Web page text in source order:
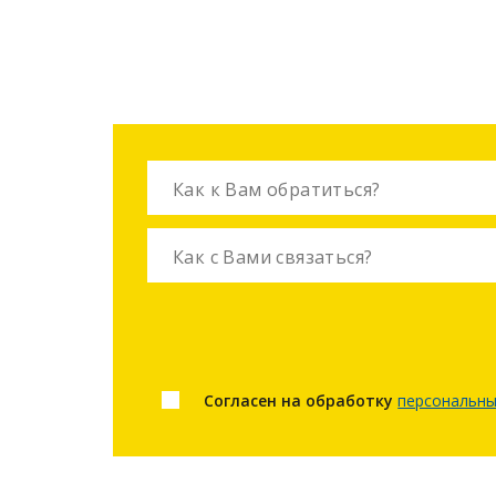
Согласен на обработку